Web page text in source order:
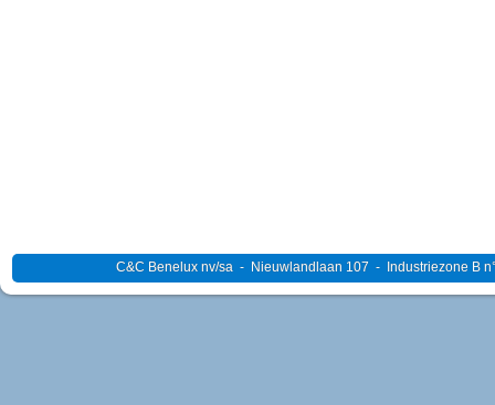
C&C Benelux nv/sa - Nieuwlandlaan 107 - Industriezone B